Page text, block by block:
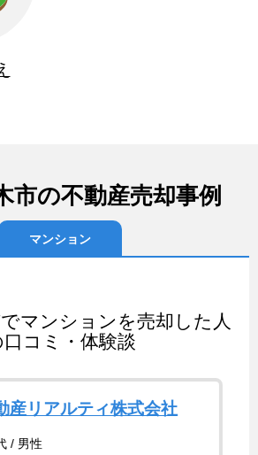
市の不動産売却事例
マンション
マンションを売却した人
口コミ・体験談
産リアルティ株式会社
/ 男性